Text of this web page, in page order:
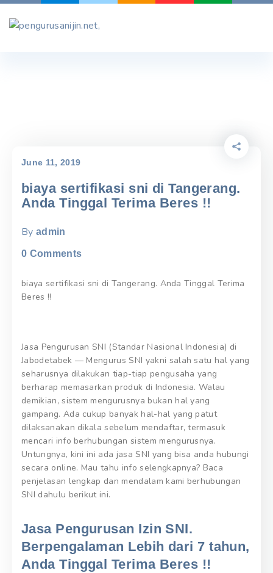
Skip
June 11, 2019
biaya sertifikasi sni di Tangerang.
Anda Tinggal Terima Beres !!
By admin
0 Comments
biaya sertifikasi sni di Tangerang. Anda Tinggal Terima
Beres !!
Jasa Pengurusan SNI (Standar Nasional Indonesia) di
Jabodetabek — Mengurus SNI yakni salah satu hal yang
seharusnya dilakukan tiap-tiap pengusaha yang
berharap memasarkan produk di Indonesia. Walau
demikian, sistem mengurusnya bukan hal yang
gampang. Ada cukup banyak hal-hal yang patut
dilaksanakan dikala sebelum mendaftar, termasuk
mencari info berhubungan sistem mengurusnya.
Untungnya, kini ini ada jasa SNI yang bisa anda hubungi
secara online. Mau tahu info selengkapnya? Baca
penjelasan lengkap dan mendalam kami berhubungan
SNI dahulu berikut ini.
Jasa Pengurusan Izin SNI.
Berpengalaman Lebih dari 7 tahun,
Anda Tinggal Terima Beres !!